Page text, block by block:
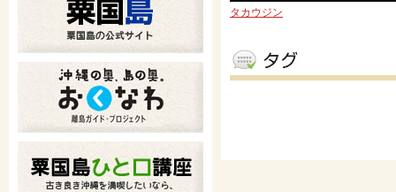
タカウジン